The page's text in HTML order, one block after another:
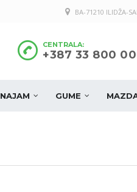
BA-71210 ILIDŽA-
CENTRALA:
+387 33 800
NAJAM GUME